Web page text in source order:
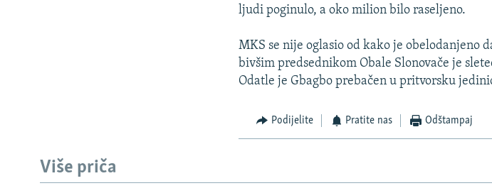
POST SCRIPTUM
ljudi poginulo, a oko milion bilo raseljeno.
MKS se nije oglasio od kako je obelodanjeno
bivšim predsednikom Obale Slonovače je
Odatle je Gbagbo prebačen u pritvorsku
Podijelite Pratite nas Odštampaj
Više priča